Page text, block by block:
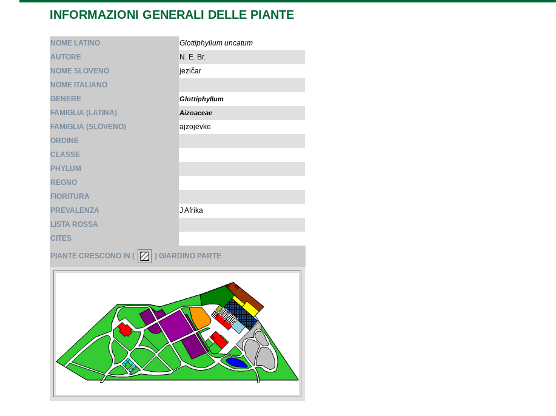
INFORMAZIONI GENERALI DELLE PIANTE
NOME LATINO
Glottiphyllum uncatum
AUTORE
N. E. Br.
NOME SLOVENO
jezičar
NOME ITALIANO
GENERE
Glottiphyllum
FAMIGLIA (LATINA) Aizoaceae
FAMIGLIA (SLOVENO)
ajzojevke
ORDINE
CLASSE
PHYLUM
REGNO
FIORITURA
PREVALENZA
J Afrika
LISTA ROSSA
CITES
PIANTE CRESCONO IN ( ) GIARDINO PARTE